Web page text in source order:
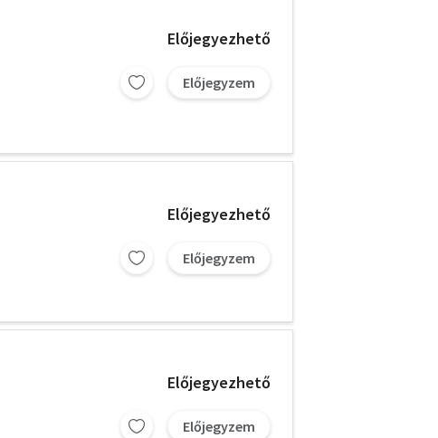
Előjegyezhető
Előjegyzem
Előjegyezhető
Előjegyzem
Előjegyezhető
Előjegyzem